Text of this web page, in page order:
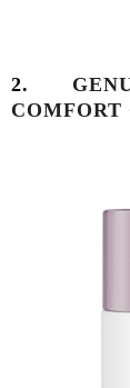
2.
COMFORT